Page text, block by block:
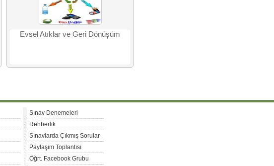
Evsel Atıklar ve Geri Dönüşüm
Sınav Denemeleri
Rehberlik
Sınavlarda Çıkmış Sorular
Paylaşım Toplantısı
Öğrt. Facebook Grubu